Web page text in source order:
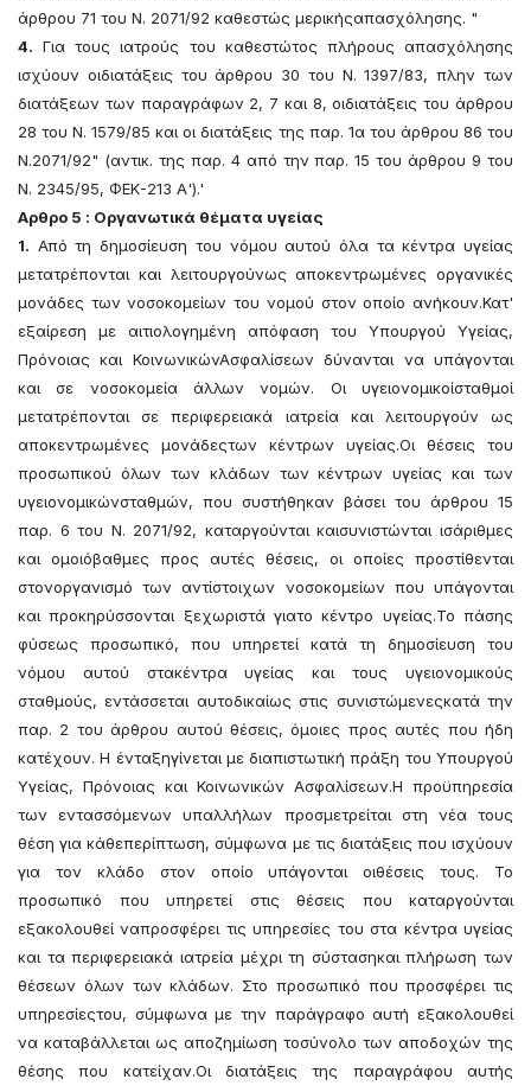
άρθρου 71 του Ν. 2071/92 καθεστώς μερικήςαπασχόλησης. "
4. Για τους ιατρούς του καθεστώτος πλήρους απασχόλησης
ισχύουν οιδιατάξεις του άρθρου 30 του Ν. 1397/83, πλην των
διατάξεων των παραγράφων 2, 7 και 8, οιδιατάξεις του άρθρου
28 του Ν. 1579/85 και οι διατάξεις της παρ. 1α του άρθρου 86 του
Ν.2071/92" (αντικ. της παρ. 4 από την παρ. 15 του άρθρου 9 του
Ν. 2345/95, ΦΕΚ-213 Α').'
Αρθρο 5 : Οργανωτικά θέματα υγείας
1. Από τη δημοσίευση του νόμου αυτού όλα τα κέντρα υγείας
μετατρέπονται και λειτουργούνως αποκεντρωμένες οργανικές
μονάδες των νοσοκομείων του νομού στον οποίο ανήκουν.Κατ'
εξαίρεση με αιτιολογημένη απόφαση του Υπουργού Υγείας,
Πρόνοιας και ΚοινωνικώνΑσφαλίσεων δύνανται να υπάγονται
και σε νοσοκομεία άλλων νομών. Οι υγειονομικοίσταθμοί
μετατρέπονται σε περιφερειακά ιατρεία και λειτουργούν ως
αποκεντρωμένες μονάδεςτων κέντρων υγείας.Οι θέσεις του
προσωπικού όλων των κλάδων των κέντρων υγείας και των
υγειονομικώνσταθμών, που συστήθηκαν βάσει του άρθρου 15
παρ. 6 του Ν. 2071/92, καταργούνται καισυνιστώνται ισάριθμες
και ομοιόβαθμες προς αυτές θέσεις, οι οποίες προστίθενται
στονοργανισμό των αντίστοιχων νοσοκομείων που υπάγονται
και προκηρύσσονται ξεχωριστά γιατο κέντρο υγείας.Το πάσης
φύσεως προσωπικό, που υπηρετεί κατά τη δημοσίευση του
νόμου αυτού στακέντρα υγείας και τους υγειονομικούς
σταθμούς, εντάσσεται αυτοδικαίως στις συνιστώμενεςκατά την
παρ. 2 του άρθρου αυτού θέσεις, όμοιες προς αυτές που ήδη
κατέχουν. Η ένταξηγίνεται με διαπιστωτική πράξη του Υπουργού
Υγείας, Πρόνοιας και Κοινωνικών Ασφαλίσεων.Η προϋπηρεσία
των εντασσόμενων υπαλλήλων προσμετρείται στη νέα τους
θέση για κάθεπερίπτωση, σύμφωνα με τις διατάξεις που ισχύουν
για τον κλάδο στον οποίο υπάγονται οιθέσεις τους. Το
προσωπικό που υπηρετεί στις θέσεις που καταργούνται
εξακολουθεί ναπροσφέρει τις υπηρεσίες του στα κέντρα υγείας
και τα περιφερειακά ιατρεία μέχρι τη σύστασηκαι πλήρωση των
θέσεων όλων των κλάδων. Στο προσωπικό που προσφέρει τις
υπηρεσίεςτου, σύμφωνα με την παράγραφο αυτή εξακολουθεί
να καταβάλλεται ως αποζημίωση τοσύνολο των αποδοχών της
θέσης που κατείχαν.Οι διατάξεις της παραγράφου αυτής